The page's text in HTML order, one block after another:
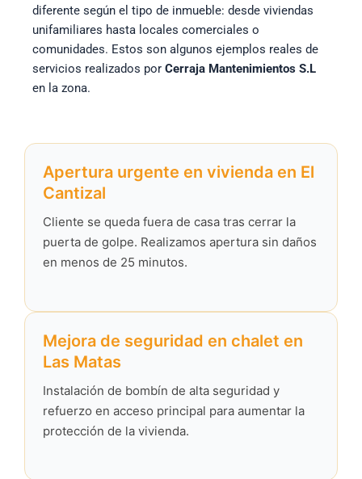
diferente según el tipo de inmueble: desde viviendas
unifamiliares hasta locales comerciales o
comunidades. Estos son algunos ejemplos reales de
servicios realizados por Cerraja Mantenimientos S.L
en la zona.
Apertura urgente en vivienda en El
Cantizal
Cliente se queda fuera de casa tras cerrar la
puerta de golpe. Realizamos apertura sin daños
en menos de 25 minutos.
Mejora de seguridad en chalet en
Las Matas
Instalación de bombín de alta seguridad y
refuerzo en acceso principal para aumentar la
protección de la vivienda.